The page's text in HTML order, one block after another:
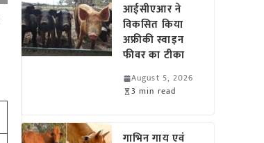
आईसीएआर ने
विकसित किया
अफ्रीकी स्वाइन
फीवर का टीका
August 5, 2026
3 min read
गाभिन गाय एवं